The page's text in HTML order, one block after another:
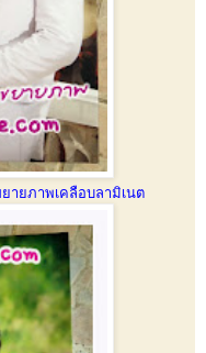
ายภาพเคลือบลามิเนต